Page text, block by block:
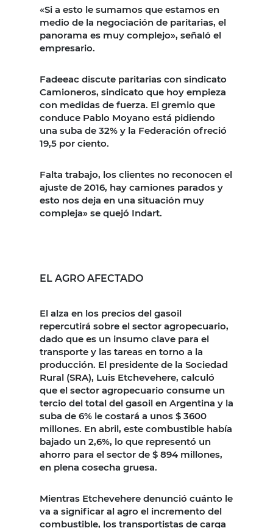
«Si a esto le sumamos que estamos en
medio de la negociación de paritarias, el
panorama es muy complejo», señaló el
empresario.
Fadeeac discute paritarias con sindicato
Camioneros, sindicato que hoy empieza
con medidas de fuerza. El gremio que
conduce Pablo Moyano está pidiendo
una suba de 32% y la Federación ofreció
19,5 por ciento.
Falta trabajo, los clientes no reconocen el
ajuste de 2016, hay camiones parados y
esto nos deja en una situación muy
compleja» se quejó Indart.
EL AGRO AFECTADO
El alza en los precios del gasoil
repercutirá sobre el sector agropecuario,
dado que es un insumo clave para el
transporte y las tareas en torno a la
producción. El presidente de la Sociedad
Rural (SRA), Luis Etchevehere, calculó
que el sector agropecuario consume un
tercio del total del gasoil en Argentina y la
suba de 6% le costará a unos $ 3600
millones. En abril, este combustible había
bajado un 2,6%, lo que representó un
ahorro para el sector de $ 894 millones,
en plena cosecha gruesa.
Mientras Etchevehere denunció cuánto le
va a significar al agro el incremento del
combustible, los transportistas de carga